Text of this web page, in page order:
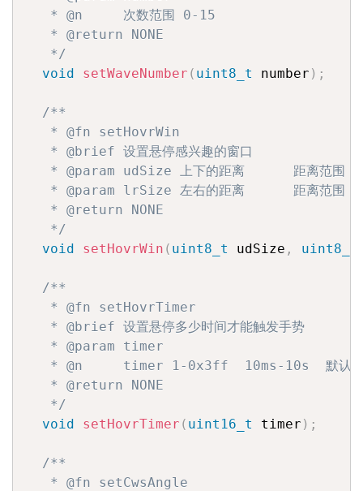
   * @n     次数范围 0-15
   * @return NONE
   */
void
setWaveNumber ( uint8_t number ) ;
/**
   * @fn setHovrWin
   * @brief 设置悬停感兴趣的窗口
* @param udSize 上下的距离      距离范围
* @param lrSize 左右的距离      距离范围
   * @return NONE
   */
void
setHovrWin ( uint8_t udSize , uint8_t
/**
   * @fn setHovrTimer
   * @brief 设置悬停多少时间才能触发手势
   * @param timer
* @n     timer 1-0x3ff  10ms-10s  默认
   * @return NONE
   */
void
setHovrTimer ( uint16_t timer ) ;
/**
   * @fn setCwsAngle